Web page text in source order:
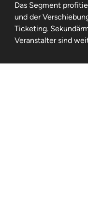
Das Segment
und der
Ticketing.
Veranstalter sind